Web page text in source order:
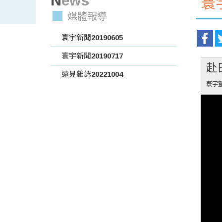
媒體報導
寰宇新聞20190605
寰宇新聞20190717
遠見雜誌20221004
赴
寰宇